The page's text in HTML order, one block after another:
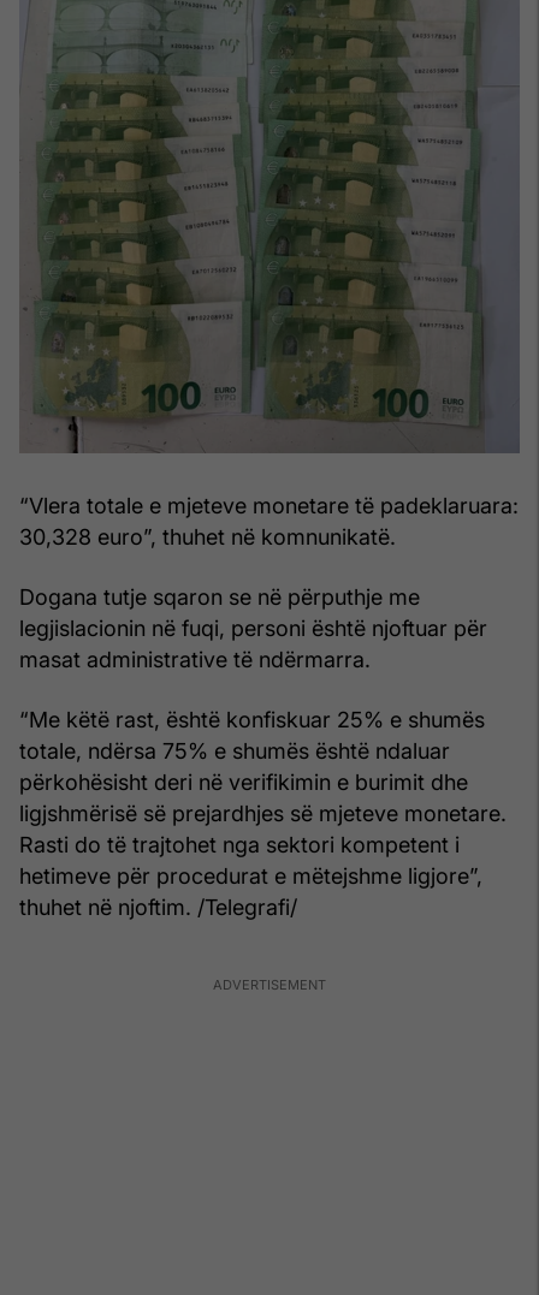
“Vlera totale e mjeteve monetare të padeklaruara:
30,328 euro”, thuhet në komnunikatë.
Dogana tutje sqaron se në përputhje me
legjislacionin në fuqi, personi është njoftuar për
masat administrative të ndërmarra.
“Me këtë rast, është konfiskuar 25% e shumës
totale, ndërsa 75% e shumës është ndaluar
përkohësisht deri në verifikimin e burimit dhe
ligjshmërisë së prejardhjes së mjeteve monetare.
Rasti do të trajtohet nga sektori kompetent i
hetimeve për procedurat e mëtejshme ligjore”,
thuhet në njoftim. /Telegrafi/